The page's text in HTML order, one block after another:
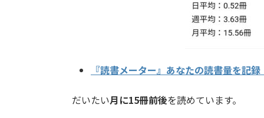
『読書メーター』あなたの読書量を記
だいたい月に15冊前後を読めています。